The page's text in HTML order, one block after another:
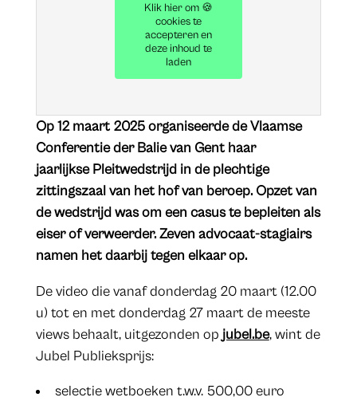
Klik hier om 🍪
cookies te
accepteren en
deze inhoud te
laden
Op 12 maart 2025 organiseerde de Vlaamse
Conferentie der Balie van Gent haar
jaarlijkse Pleitwedstrijd in de plechtige
zittingszaal van het hof van beroep. Opzet van
de wedstrijd was om een casus te bepleiten als
eiser of verweerder. Zeven advocaat-stagiairs
namen het daarbij tegen elkaar op.
De video die vanaf donderdag 20 maart (12.00
u) tot en met donderdag 27 maart de meeste
views behaalt, uitgezonden op jubel.be, wint de
Jubel Publieksprijs:
selectie wetboeken t.w.v. 500,00 euro